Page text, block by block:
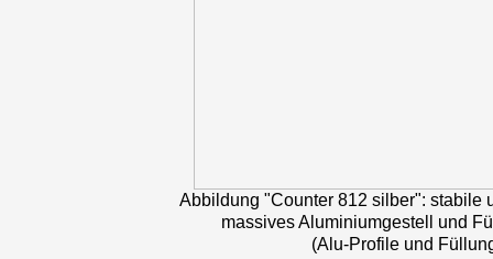
Abbildung "Counter 812 silber": stabile
massives Aluminiumgestell und
(Alu-Profile und